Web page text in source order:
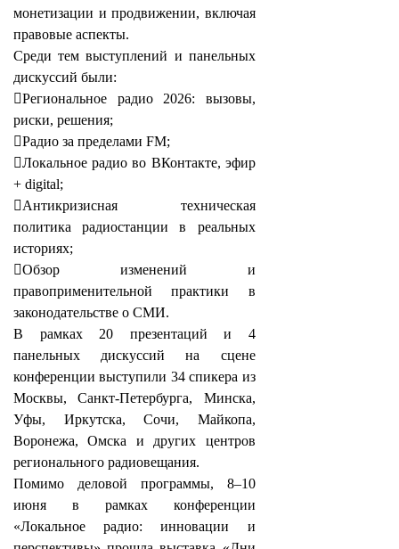
монетизации и продвижении, включая
правовые аспекты.
Среди тем выступлений и панельных
дискуссий были:
Региональное радио 2026: вызовы,
риски, решения;
Радио за пределами FM;
Локальное радио во ВКонтакте, эфир
+ digital;
Антикризисная техническая
политика радиостанции в реальных
историях;
Обзор изменений и
правоприменительной практики в
законодательстве о СМИ.
В рамках 20 презентаций и 4
панельных дискуссий на сцене
конференции выступили 34 спикера из
Москвы, Санкт-Петербурга, Минска,
Уфы, Иркутска, Сочи, Майкопа,
Воронежа, Омска и других центров
регионального радиовещания.
Помимо деловой программы, 8–10
июня в рамках конференции
«Локальное радио: инновации и